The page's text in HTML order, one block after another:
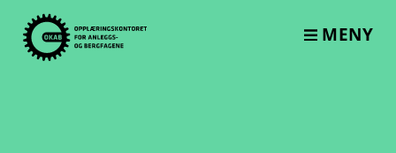
content
MENY